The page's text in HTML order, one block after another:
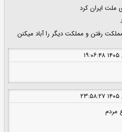
ملت ایران کرد
رفتن و مملکت دیگر را آباد میکنن
مردم